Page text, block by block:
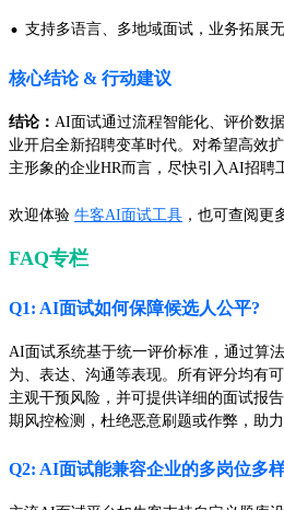
· 支持多语言、多地域面试，业务拓展
核心结论 & 行动建议
结论： AI面试通过流程智能化、评价数
业开启全新招聘变革时代。对希望高效
主形象的企业HR而言，尽快引入AI招聘
欢迎体验 牛客AI面试工具 ，也可查阅更
FAQ专栏
Q1: AI面试如何保障候选人公平?
AI面试系统基于统一评价标准，通过算
为、表达、沟通等表现。所有评分均有
主观干预风险，并可提供详细的面试报
期风控检测，杜绝恶意刷题或作弊，助力
Q2: AI面试能兼容企业的多岗位多